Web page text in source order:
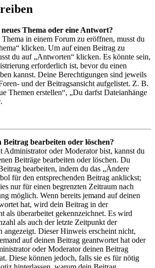
Thema oder eine Antwort?
in einem Forum zu eröffnen, musst du
klicken. Um auf einen Beitrag zu
du auf „Antworten“ klicken. Es könnte sein,
erforderlich ist, bevor du einen
kannst. Deine Berechtigungen sind jeweils
und der Beitragsansicht aufgelistet. Z. B.
Themen erstellen“, „Du darfst Dateianhänge
bearbeiten oder löschen?
Administrator oder Moderator bist, kannst du
Beiträge bearbeiten oder löschen. Du
bearbeiten, indem du das „Ändere
für den entsprechenden Beitrag anklickst;
nur für einen begrenzten Zeitraum nach
möglich. Wenn bereits jemand auf deinen
hat, wird dein Beitrag in der
als überarbeitet gekennzeichnet. Es wird
als auch der letzte Zeitpunkt der
angezeigt. Dieser Hinweis erscheint nicht,
auf deinen Beitrag geantwortet hat oder
oder Moderator deinen Beitrag
Diese können jedoch, falls sie es für nötig